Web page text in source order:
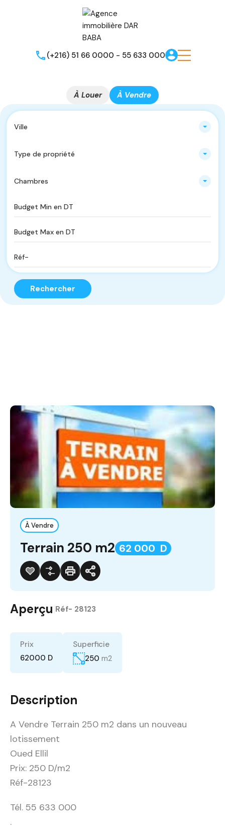
(+216) 51 66 0000 - 55 633 000
À Louer À Vendre
Ville
Type de propriété
Chambres
Rechercher
À Vendre
Terrain 250 m2 62 000 D
Aperçu Réf- 28123
Prix
62000 D
Superficie
250 m2
Description
A Vendre Terrain 250 m2 dans un nouveau
lotissement
Oued Ellil
Prix: 250 D/m2
Réf-28123
Tél. 55 633 000
.